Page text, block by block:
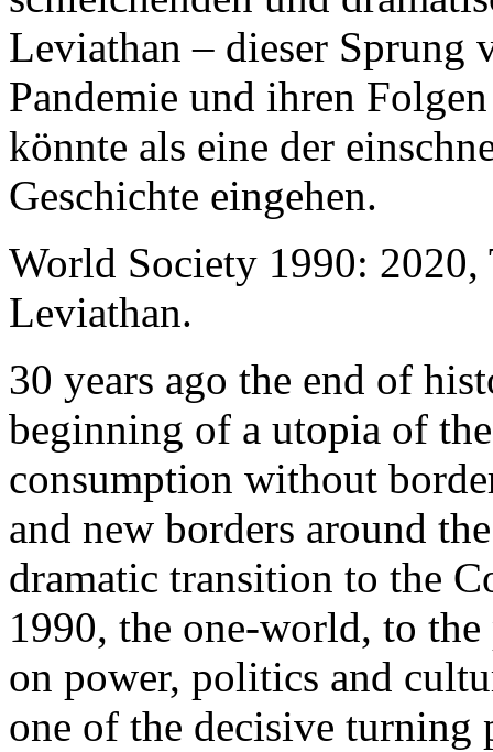
Leviathan – dieser Sprung
Pandemie und ihren
könnte als eine der
Geschichte eingehen.
World Society 1990: 2020,
Leviathan.
30 years ago the end of
beginning of a utopia of
consumption without
and new borders around
dramatic transition to the
1990, the one-world, to the
on power, politics and
one of the decisive turning